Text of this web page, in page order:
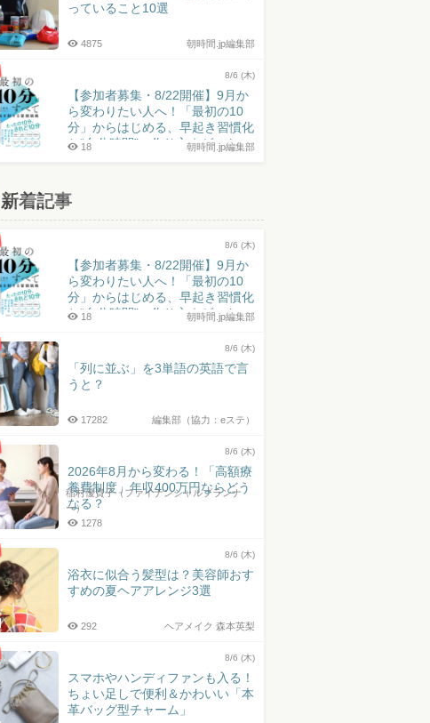
っていること10選
朝時間.jp編集部
4875
8/6 (木)
【参加者募集・8/22開催】9月か
ら変わりたい人へ！「最初の10
分」からはじめる、早起き習慣化
と“自分時間”の作り方｜ゲスト：
朝時間.jp編集部
18
新着記事
8/6 (木)
【参加者募集・8/22開催】9月か
ら変わりたい人へ！「最初の10
分」からはじめる、早起き習慣化
と“自分時間”の作り方｜ゲスト：
朝時間.jp編集部
18
8/6 (木)
「列に並ぶ」を3単語の英語で言
うと？
編集部（協力：eステ）
17282
8/6 (木)
2026年8月から変わる！「高額療
養費制度」年収400万円ならどう
なる？
稲村優貴子（ファイナンシャルプランナ
ー）
1278
8/6 (木)
浴衣に似合う髪型は？美容師おす
すめの夏ヘアアレンジ3選
ヘアメイク 森本英梨
292
8/6 (木)
スマホやハンディファンも入る！
ちょい足しで便利＆かわいい「本
革バッグ型チャーム」